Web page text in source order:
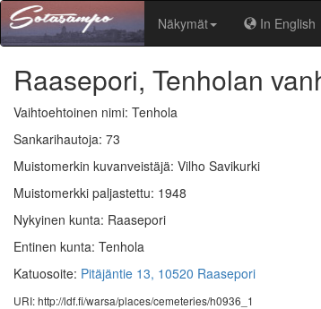
Näkymät In English
Raasepori, Tenholan
Vaihtoehtoinen nimi: Tenhola
Sankarihautoja: 73
Muistomerkin kuvanveistäjä: Vilho Savikurki
Muistomerkki paljastettu: 1948
Nykyinen kunta: Raasepori
Entinen kunta: Tenhola
Katuosoite: Pitäjäntie 13, 10520 Raasepori
URI: http://ldf.fi/warsa/places/cemeteries/h0936_1